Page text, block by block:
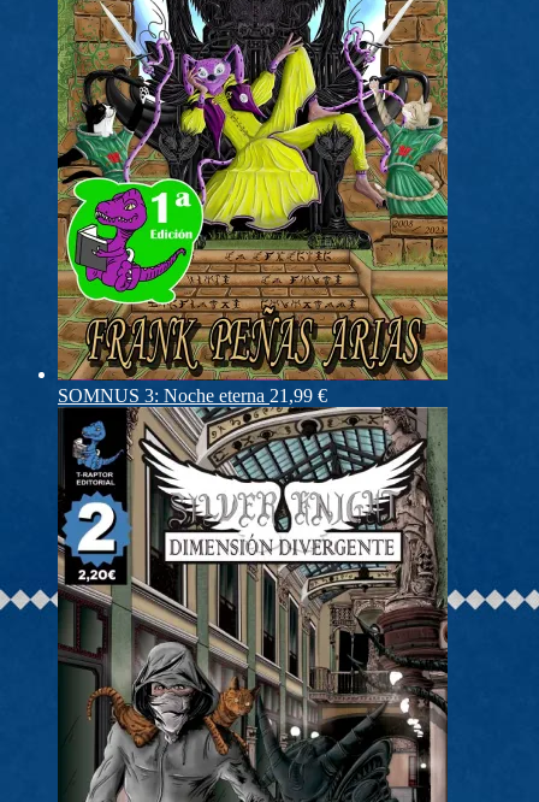
SOMNUS 3: Noche eterna 21,99 €